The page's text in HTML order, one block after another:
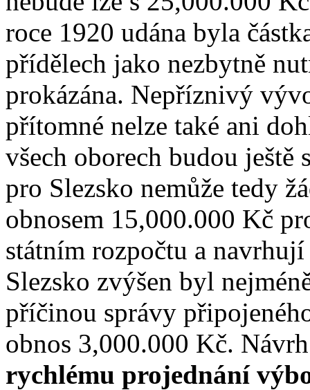
roce 1920 udána byla
přídělech jako nezbytně
prokázána. Nepříznivý
přítomné nelze také ani
všech oborech budou ještě
pro Slezsko nemůže tedy
obnosem 15,000.000 Kč
státním rozpočtu a
Slezsko zvýšen byl
příčinou správy
obnos 3,000.000 Kč.
rychlému projednání